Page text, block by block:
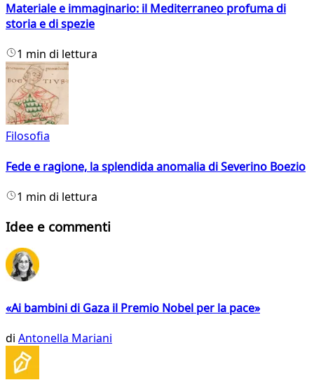
Materiale e immaginario: il Mediterraneo profuma di
storia e di spezie
1 min di lettura
Filosofia
Fede e ragione, la splendida anomalia di Severino Boezio
1 min di lettura
Idee e commenti
«Ai bambini di Gaza il Premio Nobel per la pace»
di Antonella Mariani